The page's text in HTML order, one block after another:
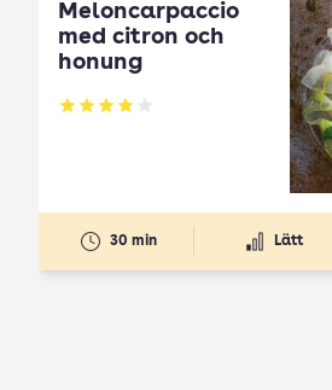
Meloncarpaccio
med citron och
honung
Betyg: 3.99 av 5
30 min Lätt